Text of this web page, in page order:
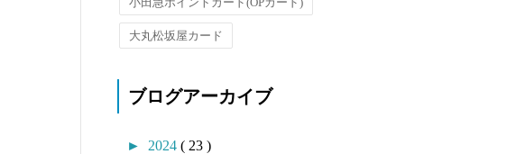
大丸松坂屋カード
ブログアーカイブ
► 2024 ( 23 )